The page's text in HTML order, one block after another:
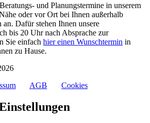
und Planungstermine in unserem
oder vor Ort bei Ihnen außerhalb
Dafür stehen Ihnen unsere
bis 20 Uhr nach Absprache zur
Sie einfach hier einen Wunschtermin in
zu Hause.
AGB Cookies